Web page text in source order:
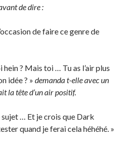
de dire :
de faire ce genre de
hein ? Mais toi … Tu as l’air plus
idée ? » demanda t-elle avec un
la tête d’un air positif.
sujet … Et je crois que Dark
quand je ferai cela héhéhé. »